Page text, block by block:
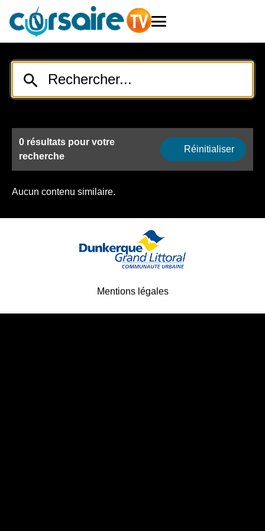
0 résultats pour votre
recherche
Réinitialiser
Aucun contenu similaire.
Mentions légales